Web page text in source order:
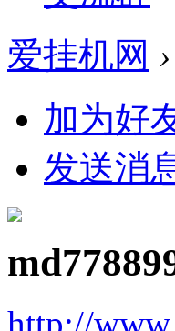
爱挂机网 ›
加为好
发送消
http://